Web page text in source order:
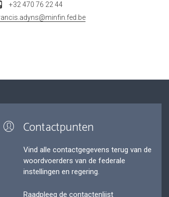
+32 470 76 22 44
Contactpunten
Vind alle contactgegevens terug van de
woordvoerders van de federale
instellingen en regering.
Raadpleeg de contactenlijst